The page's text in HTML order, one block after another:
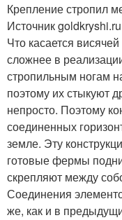
Крепление стропил
Источник goldkryshi.ru
Что касается
сложнее в
стропильным ногам
поэтому их стыкуют
непросто. Поэтому
соединенных
земле. Эту
готовые фермы
скрепляют между
Соединения
же, как и в